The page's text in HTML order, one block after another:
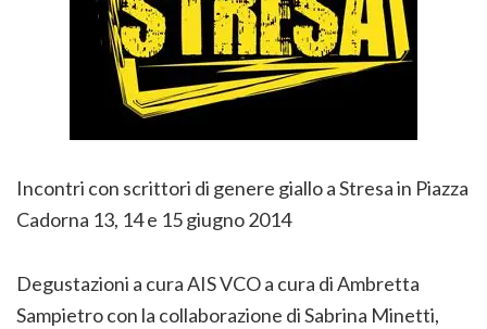
Incontri con scrittori di genere giallo a Stresa in Piazza
Cadorna 13, 14 e 15 giugno 2014
Degustazioni a cura AIS VCO a cura di Ambretta
Sampietro con la collaborazione di Sabrina Minetti,